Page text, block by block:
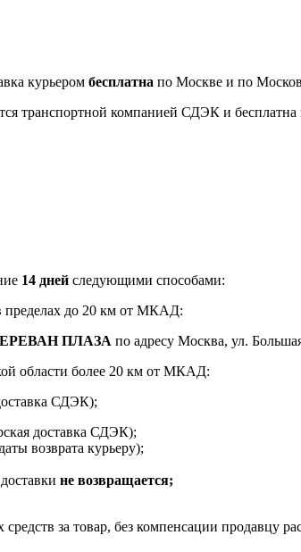
курьером бесплатна по Москве и по
транспортной компанией СДЭК и
14 дней следующими способами:
пределах до 20 км от МКАД:
ПЛАЗА по адресу Москва, ул.
области более 20 км от МКАД:
СДЭК);
доставка СДЭК);
возврата курьеру);
не возвращается;
за товар, без компенсации продавцу